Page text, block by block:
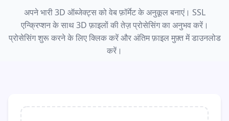
अपने भारी 3D ऑब्जेक्ट्स को वेब फ़ॉर्मेट के अनुकूल बनाएं। SSL
एन्क्रिप्शन के साथ 3D फ़ाइलों की तेज़ प्रोसेसिंग का अनुभव करें।
प्रोसेसिंग शुरू करने के लिए क्लिक करें और अंतिम फ़ाइल मुफ़्त में डाउनलोड
करें।